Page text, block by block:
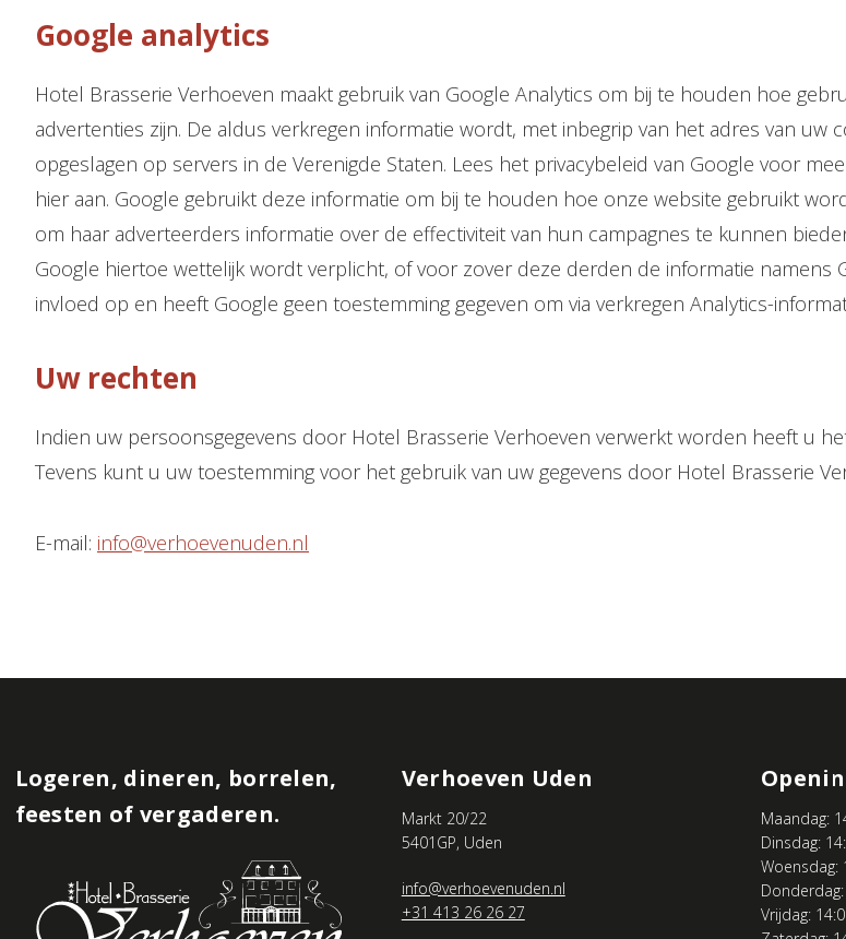
Google analytics
Hotel Brasserie Verhoeven maakt gebruik van Google Analytics om bij te houden hoe
advertenties zijn. De aldus verkregen informatie wordt, met inbegrip van het adres van
opgeslagen op servers in de Verenigde Staten. Lees het privacybeleid van Google voor
hier aan. Google gebruikt deze informatie om bij te houden hoe onze website gebruikt
om haar adverteerders informatie over de effectiviteit van hun campagnes te kunnen
Google hiertoe wettelijk wordt verplicht, of voor zover deze derden de informatie namens
invloed op en heeft Google geen toestemming gegeven om via verkregen Analytics-
Uw rechten
Indien uw persoonsgegevens door Hotel Brasserie Verhoeven verwerkt worden heeft u
Tevens kunt u uw toestemming voor het gebruik van uw gegevens door Hotel Brasserie
E-mail: info@verhoevenuden.nl
Logeren, dineren, borrelen,
feesten of vergaderen.
Verhoeven Uden
Markt 20/22
5401GP, Uden
info@verhoevenuden.nl
+31 413 26 26 27
Maandag:
Dinsdag:
Woensdag:
Vrijdag: